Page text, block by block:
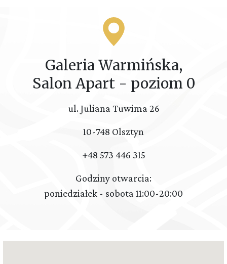
Galeria Warmińska,
Salon Apart - poziom 0
ul. Juliana Tuwima 26
10-748 Olsztyn
+48 573 446 315
Godziny otwarcia:
poniedziałek - sobota 11:00-20:00